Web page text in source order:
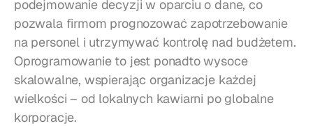
podejmowanie decyzji w oparciu o dane, co
pozwala firmom prognozować zapotrzebowanie
na personel i utrzymywać kontrolę nad budżetem.
Oprogramowanie to jest ponadto wysoce
skalowalne, wspierając organizacje każdej
wielkości – od lokalnych kawiarni po globalne
korporacje.